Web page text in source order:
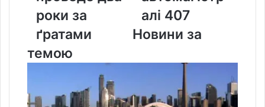
роки
за
ґратами
роки за
ґратами
407
алі 407
Новини за
темою